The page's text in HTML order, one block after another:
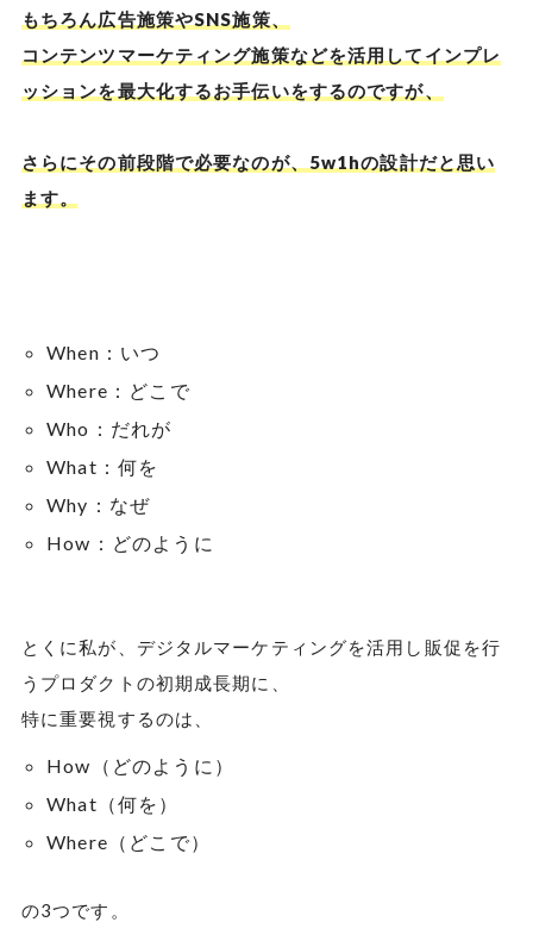
もちろん広告施策やSNS施策、
コンテンツマーケティング施策などを活用してインプレ
ッションを最大化するお手伝いをするのですが、
さらにその前段階で必要なのが、5w1hの設計だと思い
ます。
When：いつ
Where：どこで
Who：だれが
What：何を
Why：なぜ
How：どのように
とくに私が、デジタルマーケティングを活用し販促を行
うプロダクトの初期成長期に、
特に重要視するのは、
How（どのように）
What（何を）
Where（どこで）
の3つです。